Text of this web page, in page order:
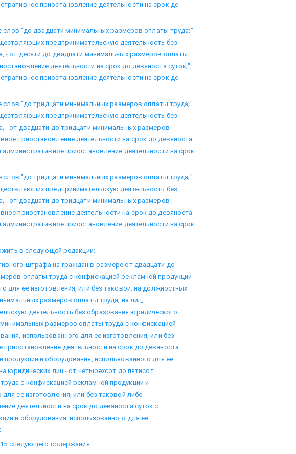
приостановление деятельности на срок до
слов "до двадцати минимальных размеров оплаты труда;"
предпринимательскую деятельность без
- от десяти до двадцати минимальных размеров оплаты
деятельности на срок до девяноста суток;",
приостановление деятельности на срок до
слов "до тридцати минимальных размеров оплаты труда;"
предпринимательскую деятельность без
- от двадцати до тридцати минимальных размеров
приостановление деятельности на срок до девяноста
приостановление деятельности на срок
слов "до тридцати минимальных размеров оплаты труда;"
предпринимательскую деятельность без
- от двадцати до тридцати минимальных размеров
приостановление деятельности на срок до девяноста
приостановление деятельности на срок
в следующей редакции:
штрафа на граждан в размере от двадцати до
оплаты труда с конфискацией рекламной продукции
для ее изготовления, или без таковой; на должностных
размеров оплаты труда; на лиц,
деятельность без образования юридического
размеров оплаты труда с конфискацией
использованного для ее изготовления, или без
деятельности на срок до девяноста
продукции и оборудования, использованного для ее
юридических лиц - от четырехсот до пятисот
с конфискацией рекламной продукции и
ее изготовления, или без таковой либо
деятельности на срок до девяноста суток с
и оборудования, использованного для ее
следующего содержания: